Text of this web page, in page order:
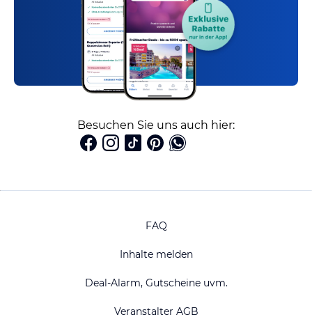
Besuchen Sie uns auch hier:
FAQ
Inhalte melden
Deal-Alarm, Gutscheine uvm.
Veranstalter AGB